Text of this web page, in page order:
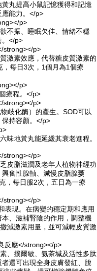
丸提高小鼠記憶獲得和記憶
能力。</p>
p>
不振、睡眠欠佳、情緒不穩
。</p>
strong></p>
激素效應，代替糖皮質激素的
每日3次，1個月為1個療
p>
療程。</p>
strong></p>
歧化酶）的產生。SOD可以
持容顏。</p>
味地黃丸能延緩其衰老進程。
strong></p>
皮脂滋潤及老年人植物神經功
奮性腺軸、減慢皮脂腺萎
，每日服2次，五日為一療
strong></p>
表現。在病變的穩定期和應用
、滋補腎陰的作用，調整機
減激素用量，並可減輕皮質激
反應</strong></p>
、撲爾敏、氨茶堿及活性多肽
還可出現全身皮膚發紅、脫